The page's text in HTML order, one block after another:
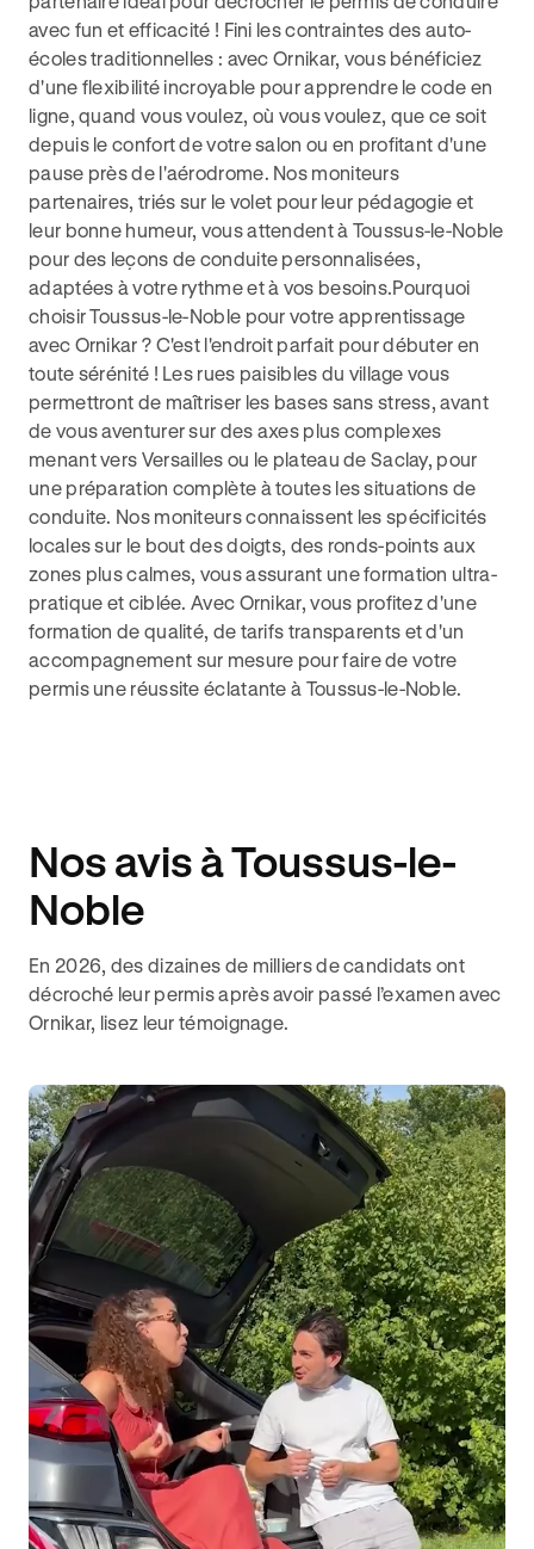
avec fun et efficacité ! Fini les contraintes des auto-
écoles traditionnelles : avec Ornikar, vous bénéficiez
d'une flexibilité incroyable pour apprendre le code en
ligne, quand vous voulez, où vous voulez, que ce soit
depuis le confort de votre salon ou en profitant d'une
pause près de l'aérodrome. Nos moniteurs
partenaires, triés sur le volet pour leur pédagogie et
leur bonne humeur, vous attendent à Toussus-le-Noble
pour des leçons de conduite personnalisées,
adaptées à votre rythme et à vos besoins.Pourquoi
choisir Toussus-le-Noble pour votre apprentissage
avec Ornikar ? C'est l'endroit parfait pour débuter en
toute sérénité ! Les rues paisibles du village vous
permettront de maîtriser les bases sans stress, avant
de vous aventurer sur des axes plus complexes
menant vers Versailles ou le plateau de Saclay, pour
une préparation complète à toutes les situations de
conduite. Nos moniteurs connaissent les spécificités
locales sur le bout des doigts, des ronds-points aux
zones plus calmes, vous assurant une formation ultra-
pratique et ciblée. Avec Ornikar, vous profitez d'une
formation de qualité, de tarifs transparents et d'un
accompagnement sur mesure pour faire de votre
permis une réussite éclatante à Toussus-le-Noble.
Nos avis à Toussus-le-
Noble
En 2026, des dizaines de milliers de candidats ont
décroché leur permis après avoir passé l’examen avec
Ornikar, lisez leur témoignage.